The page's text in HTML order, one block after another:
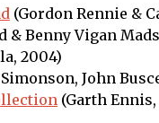
(Gordon Rennie &
Benny Vigan
2004)
John
(Garth